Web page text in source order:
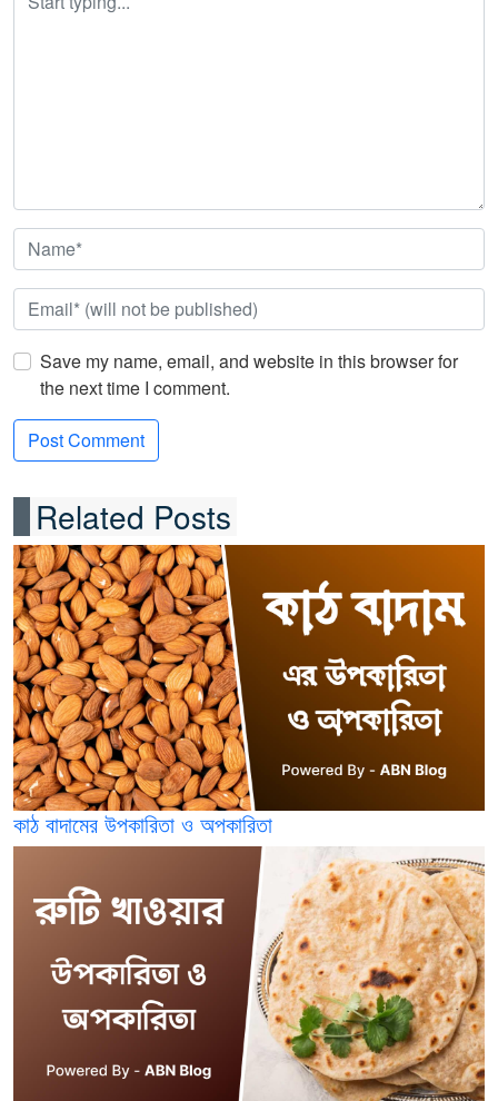
Save my name, email, and website in this browser for
the next time I comment.
Related Posts
কাঠ বাদামের উপকারিতা ও অপকারিতা